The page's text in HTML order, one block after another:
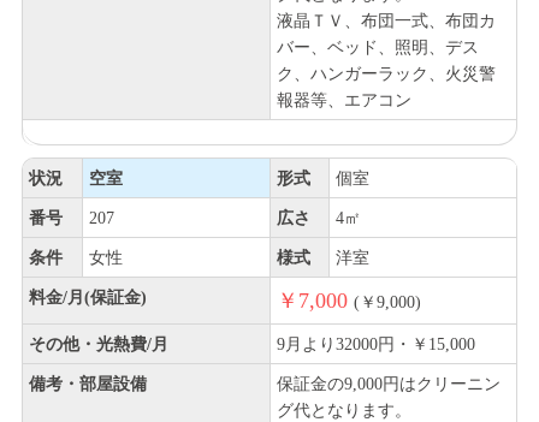
液晶ＴＶ、布団一式、布団カ
バー、ベッド、照明、デス
ク、ハンガーラック、火災警
報器等、エアコン
状況 空室 形式 個室
番号 207 広さ 4㎡
条件 女性 様式 洋室
料金/月(保証金) ￥7,000 (￥9,000)
その他・光熱費/月 9月より32000円・￥15,000
備考・部屋設備
保証金の9,000円はクリーニン
グ代となります。